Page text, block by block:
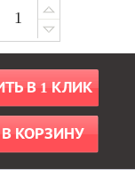
В 1 КЛИК
В КОРЗИНУ